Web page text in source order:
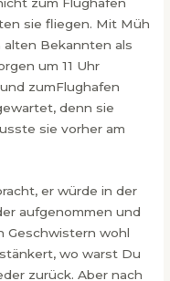
sie fliegen. Mit Müh
Bekannten als
um 11 Uhr
zumFlughafen
denn sie
sie vorher am
er würde in der
aufgenommen und
Geschwistern wohl
wo warst Du
zurück. Aber nach